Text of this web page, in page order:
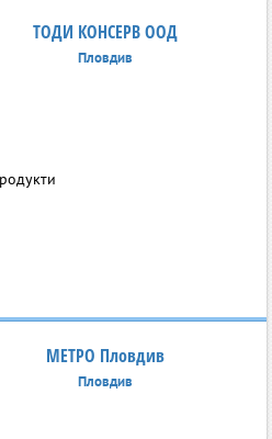
ТОДИ КОНСЕРВ ООД
Пловдив
МЕТРО Пловдив
Пловдив